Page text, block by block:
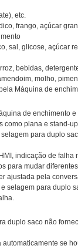
etc.
frango, açúcar
sal, glicose, açúcar
bebidas,
molho,
Máquina de
de enchimento
como plana e stand-
para duplo
indicação de falha
para mudar
ajustada pela
selagem para duplo
duplo saco não
se